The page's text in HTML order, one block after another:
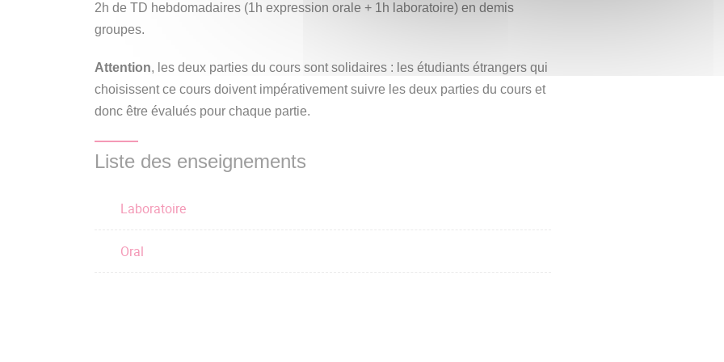
transcription orthographique d’un document audio court et expression orale libre
en réponse à un sujet (parmi deux au choix) correspondant à une thématique
travaillée pendant l’année. Temps total : 30 minutes (+ manipulation).
2h de TD hebdomadaires (1h expression orale + 1h laboratoire) en demis
groupes.
Attention, les deux parties du cours sont solidaires : les étudiants étrangers qui
choisissent ce cours doivent impérativement suivre les deux parties du cours et
donc être évalués pour chaque partie.
Liste des enseignements
Laboratoire
Oral